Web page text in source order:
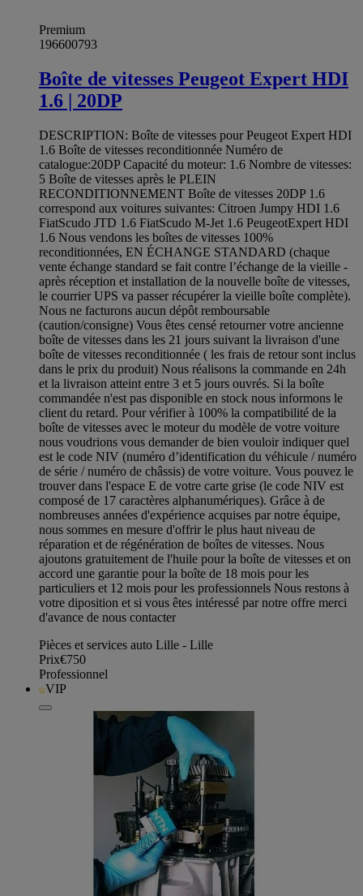
Premium
196600793
Boîte de vitesses Peugeot Expert HDI
1.6 | 20DP
DESCRIPTION: Boîte de vitesses pour Peugeot Expert HDI
1.6 Boîte de vitesses reconditionnée Numéro de
catalogue:20DP Capacité du moteur: 1.6 Nombre de vitesses:
5 Boîte de vitesses après le PLEIN
RECONDITIONNEMENT Boîte de vitesses 20DP 1.6
correspond aux voitures suivantes: Citroen Jumpy HDI 1.6
FiatScudo JTD 1.6 FiatScudo M-Jet 1.6 PeugeotExpert HDI
1.6 Nous vendons les boîtes de vitesses 100%
reconditionnées, EN ÉCHANGE STANDARD (chaque
vente échange standard se fait contre l’échange de la vieille -
après réception et installation de la nouvelle boîte de vitesses,
le courrier UPS va passer récupérer la vieille boîte complète).
Nous ne facturons aucun dépôt remboursable
(caution/consigne) Vous êtes censé retourner votre ancienne
boîte de vitesses dans les 21 jours suivant la livraison d'une
boîte de vitesses reconditionnée ( les frais de retour sont inclus
dans le prix du produit) Nous réalisons la commande en 24h
et la livraison atteint entre 3 et 5 jours ouvrés. Si la boîte
commandée n'est pas disponible en stock nous informons le
client du retard. Pour vérifier à 100% la compatibilité de la
boîte de vitesses avec le moteur du modèle de votre voiture
nous voudrions vous demander de bien vouloir indiquer quel
est le code NIV (numéro d’identification du véhicule / numéro
de série / numéro de châssis) de votre voiture. Vous pouvez le
trouver dans l'espace E de votre carte grise (le code NIV est
composé de 17 caractères alphanumériques). Grâce à de
nombreuses années d'expérience acquises par notre équipe,
nous sommes en mesure d'offrir le plus haut niveau de
réparation et de régénération de boîtes de vitesses. Nous
ajoutons gratuitement de l'huile pour la boîte de vitesses et on
accord une garantie pour la boîte de 18 mois pour les
particuliers et 12 mois pour les professionnels Nous restons à
votre diposition et si vous êtes intéressé par notre offre merci
d'avance de nous contacter
Pièces et services auto Lille - Lille
Prix€750
Professionnel
VIP